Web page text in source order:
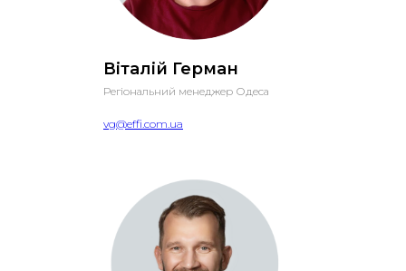
Віталій Герман
Регіональний менеджер Одеса
vg@effi.com.ua